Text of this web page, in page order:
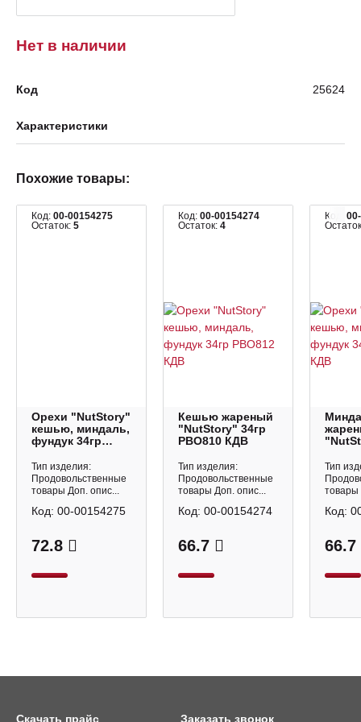
Нет в наличии
Код 25624
Характеристики
Похожие товары:
Код: 00-00154275
Остаток: 5
Орехи "NutStory"
кешью, миндаль,
фундук 34гр
Тип изделия:
Продовольственные
товары Доп. опис...
72.8
Код: 00-00154275
Код: 00-00154274
Остаток: 4
Кешью жареный
"NutStory" 34гр
РВО810 КДВ
Тип изделия:
Продовольственные
товары Доп. опис...
66.7
Код: 00-00154274
Код:
Тип
товары
66.7
Код:
Заказать звонок
Скачать прайс